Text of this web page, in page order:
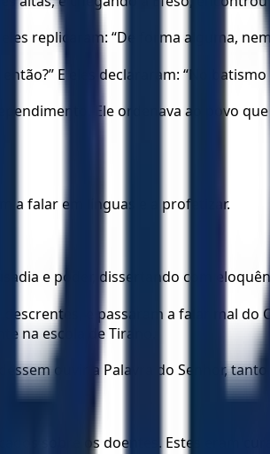
replicaram: “De forma alguma,
E eles declararam: “No batismo
Ele ordenava ao povo
a falar em línguas e a profetizar.
e poder, dissertando com
e passaram a falar mal
na escola de Tirano.
ouvir a Palavra do Senhor,
sobre os doentes. Estes eram